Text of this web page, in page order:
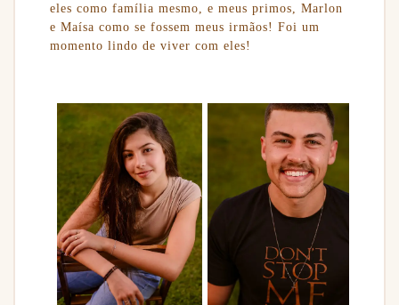
eles como família mesmo, e meus primos, Marlon
e Maísa como se fossem meus irmãos! Foi um
momento lindo de viver com eles!